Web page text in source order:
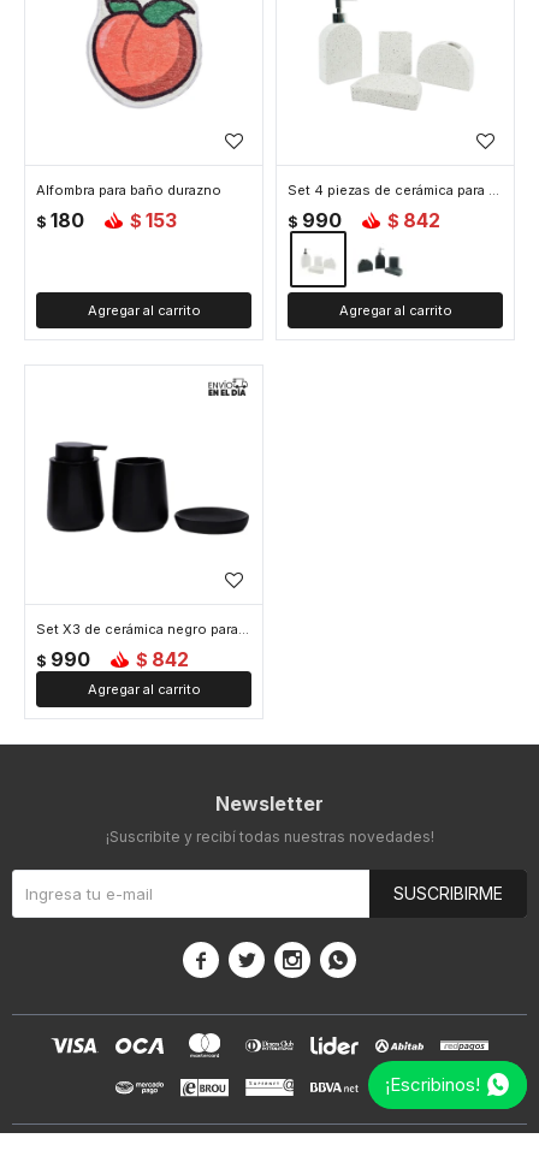
Alfombra para baño durazno
$ 180 $ 153
Set 4 piezas de cerámica para baño - Blanco
$ 990 $ 842
Set X3 de cerámica negro para baño
$ 990 $ 842
Newsletter
¡Suscribite y recibí todas nuestras novedades!
SUSCRIBIRME
   
¡Escribinos!